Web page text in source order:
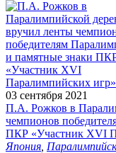
03 сентября 2021
П.А. Рожков в
чемпионов
ПКР «Участник XVI
Япония